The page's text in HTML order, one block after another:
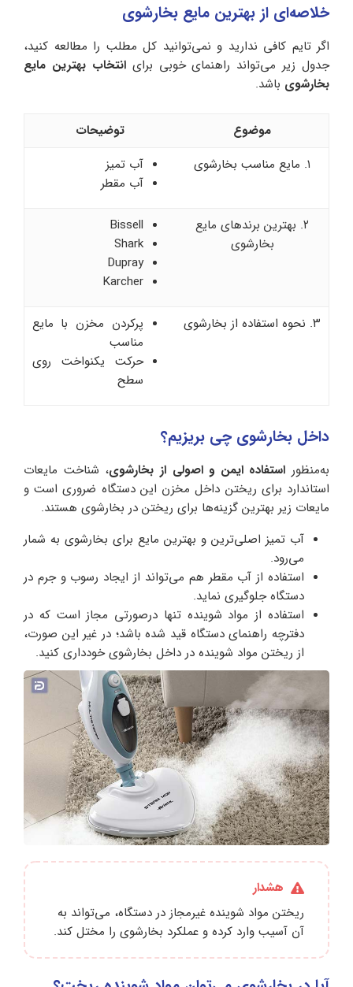
خلاصه‌ای از بهترین مایع بخارشوی
اگر تایم کافی ندارید و نمی‌توانید کل مطلب را مطالعه کنید،
جدول زیر می‌تواند راهنمای خوبی برایانتخاب بهترین مایع
بخارشوی باشد.
موضوع
توضیحات
۱. مایع مناسب بخارشوی
آب تمیز
آب مقطر
۲. بهترین برندهای مایع
بخارشوی
Bissell
Shark
Dupray
Karcher
۳. نحوه استفاده از بخارشوی
پرکردن مخزن با مایع
مناسب
حرکت یکنواخت روی
سطح
داخل بخارشوی چی بریزیم؟
به‌منظور استفاده ایمن و اصولی از بخارشوی، شناخت مایعات
استاندارد برای ریختن داخل مخزن این دستگاه ضروری است و
مایعات زیر بهترین گزینه‌ها برای ریختن در بخارشوی هستند.
آب تمیز اصلی‌ترین و بهترین مایع برای بخارشوی به شمار
می‌رود.
استفاده از آب مقطر هم می‌تواند از ایجاد رسوب و جرم در
دستگاه جلوگیری نماید.
استفاده از مواد شوینده تنها درصورتی مجاز است که در
دفترچه راهنمای دستگاه قید شده باشد؛ در غیر این صورت،
از ریختن مواد شوینده در داخل بخارشوی خودداری کنید.
هشدار
ریختن مواد شوینده غیرمجاز در دستگاه، می‌تواند به
آن آسیب وارد کرده و عملکرد بخارشوی را مختل کند.